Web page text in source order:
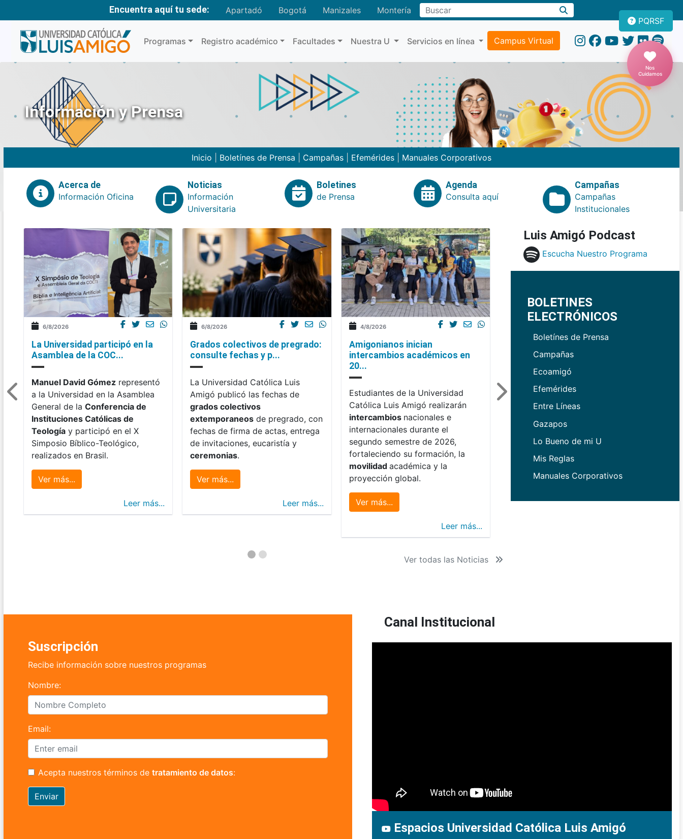
Encuentra aquí tu sede: Apartadó Bogotá Manizales MonteríaBuscar
Programas Registro académico Facultades Nuestra U Servicios en línea Campus Virtual
PQRSF
Nos
Cuidamos
Información y Prensa
Inicio Boletínes de Prensa Campañas Efemérides Manuales Corporativos
Acerca de
Información Oficina
Noticias
Información
Universitaria
Boletines
de Prensa
Agenda
Consulta aquí
Campañas
Campañas
Institucionales
6/8/2026
La Universidad participó en la
Asamblea de la COC...
Manuel David Gómez representó
a la Universidad en la Asamblea
General de la Conferencia de
Instituciones Católicas de
Teología y participó en el X
Simposio Bíblico-Teológico,
realizados en Brasil.
Ver más...
Leer más...
6/8/2026
Grados colectivos de pregrado:
consulte fechas y p...
La Universidad Católica Luis
Amigó publicó las fechas de
grados colectivos
extemporaneos de pregrado, con
fechas de firma de actas, entrega
de invitaciones, eucaristía y
ceremonias.
Ver más...
Leer más...
4/8/2026
Amigonianos inician
intercambios académicos en
20...
Estudiantes de la Universidad
Católica Luis Amigó realizarán
intercambios nacionales e
internacionales durante el
segundo semestre de 2026,
fortaleciendo su formación, la
movilidad académica y la
proyección global.
Ver más...
Leer más...
Ver todas las Noticias
Luis Amigó Podcast
Escucha Nuestro Programa
BOLETINES
ELECTRÓNICOS
Boletínes de Prensa
Campañas
Ecoamigó
Efemérides
Entre Líneas
Gazapos
Lo Bueno de mi U
Mis Reglas
Manuales Corporativos
Suscripción
Recibe información sobre nuestros programas
Nombre:
Email:
Acepta nuestros términos de tratamiento de datos:
Enviar
Canal Institucional
Espacios Universidad Católica Luis Amigó